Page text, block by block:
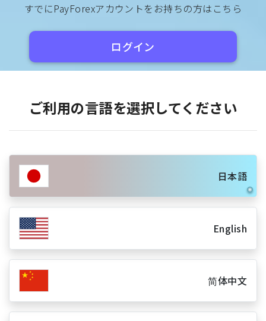
すでにPayForexアカウントをお持ちの方はこちら
ログイン
ご利用の言語を選択してください
日本語
English
简体中文